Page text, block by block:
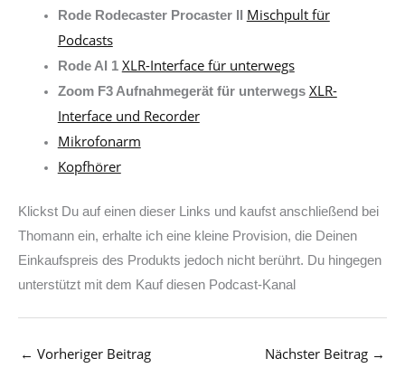
Rode Rodecaster Procaster II
Mischpult für
Podcasts
Rode AI 1 XLR-Interface für unterwegs
Zoom F3 Aufnahmegerät für unterwegs XLR-
Interface und Recorder
Mikrofonarm
Kopfhörer
Klickst Du auf einen dieser Links und kaufst anschließend bei
Thomann ein, erhalte ich eine kleine Provision, die Deinen
Einkaufspreis des Produkts jedoch nicht berührt. Du hingegen
unterstützt mit dem Kauf diesen Podcast-Kanal
← Vorheriger Beitrag Nächster Beitrag →